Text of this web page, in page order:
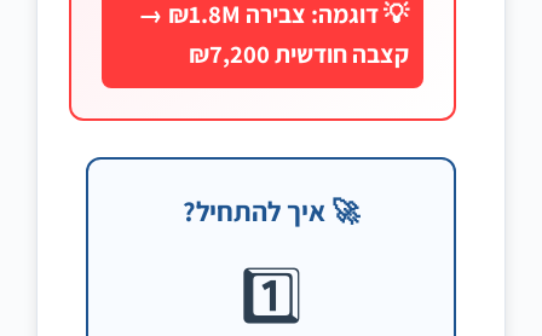
💡 דוגמה: צבירה ₪1.8M →
קצבה חודשית ₪7,200
🚀 איך להתחיל?
1️⃣